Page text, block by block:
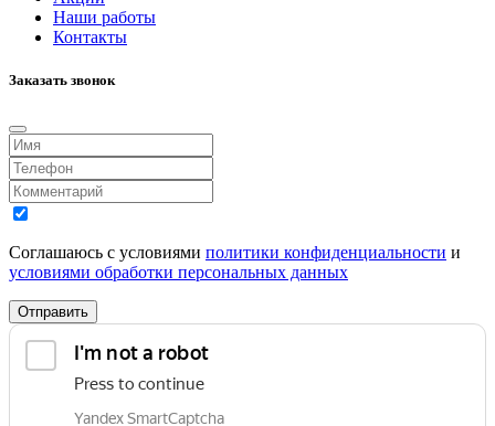
Наши работы
Контакты
Заказать звонок
Соглашаюсь с условиями политики конфиденциальности и
условиями обработки персональных данных
Отправить